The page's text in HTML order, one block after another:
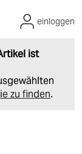
ist
zu finden.
einloggen